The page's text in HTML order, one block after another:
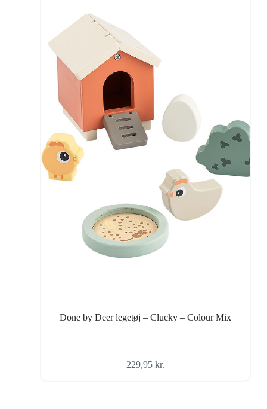
Done by Deer legetøj – Clucky – Colour Mix
229,95 kr.